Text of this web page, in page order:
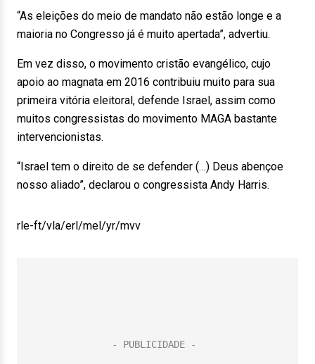
“As eleições do meio de mandato não estão longe e a
maioria no Congresso já é muito apertada”, advertiu.
Em vez disso, o movimento cristão evangélico, cujo
apoio ao magnata em 2016 contribuiu muito para sua
primeira vitória eleitoral, defende Israel, assim como
muitos congressistas do movimento MAGA bastante
intervencionistas.
“Israel tem o direito de se defender (…) Deus abençoe
nosso aliado”, declarou o congressista Andy Harris.
rle-ft/vla/erl/mel/yr/mvv